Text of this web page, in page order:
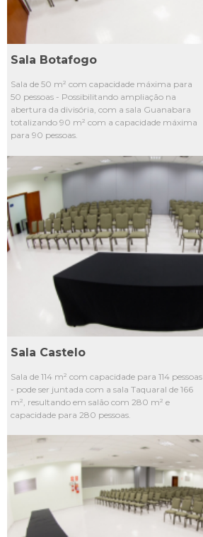
Sala Botafogo
Sala de 50 m² com capacidade máxima para
50 pessoas - Possibilitando ampliação na
abertura da divisória, com a sala Guanabara
totalizando 90 m² com a capacidade máxima
para 90 pessoas.
L2
L3
L4
Sala Castelo
Sala de 114 m² com capacidade para 114 pessoas
- pode ser juntada com a sala Taquaral de 166
m², resultando em salão com 280 m² e
capacidade para 280 pessoas.
L3
L4